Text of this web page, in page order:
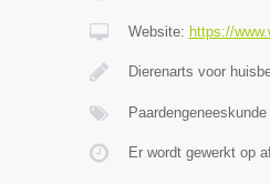
Website: https://
Dierenarts voor
Er wordt gewerkt op